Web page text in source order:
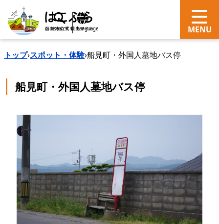
search Language
トップ›スポット・体験›船見町・外国人墓地バス停
船見町・外国人墓地バス停